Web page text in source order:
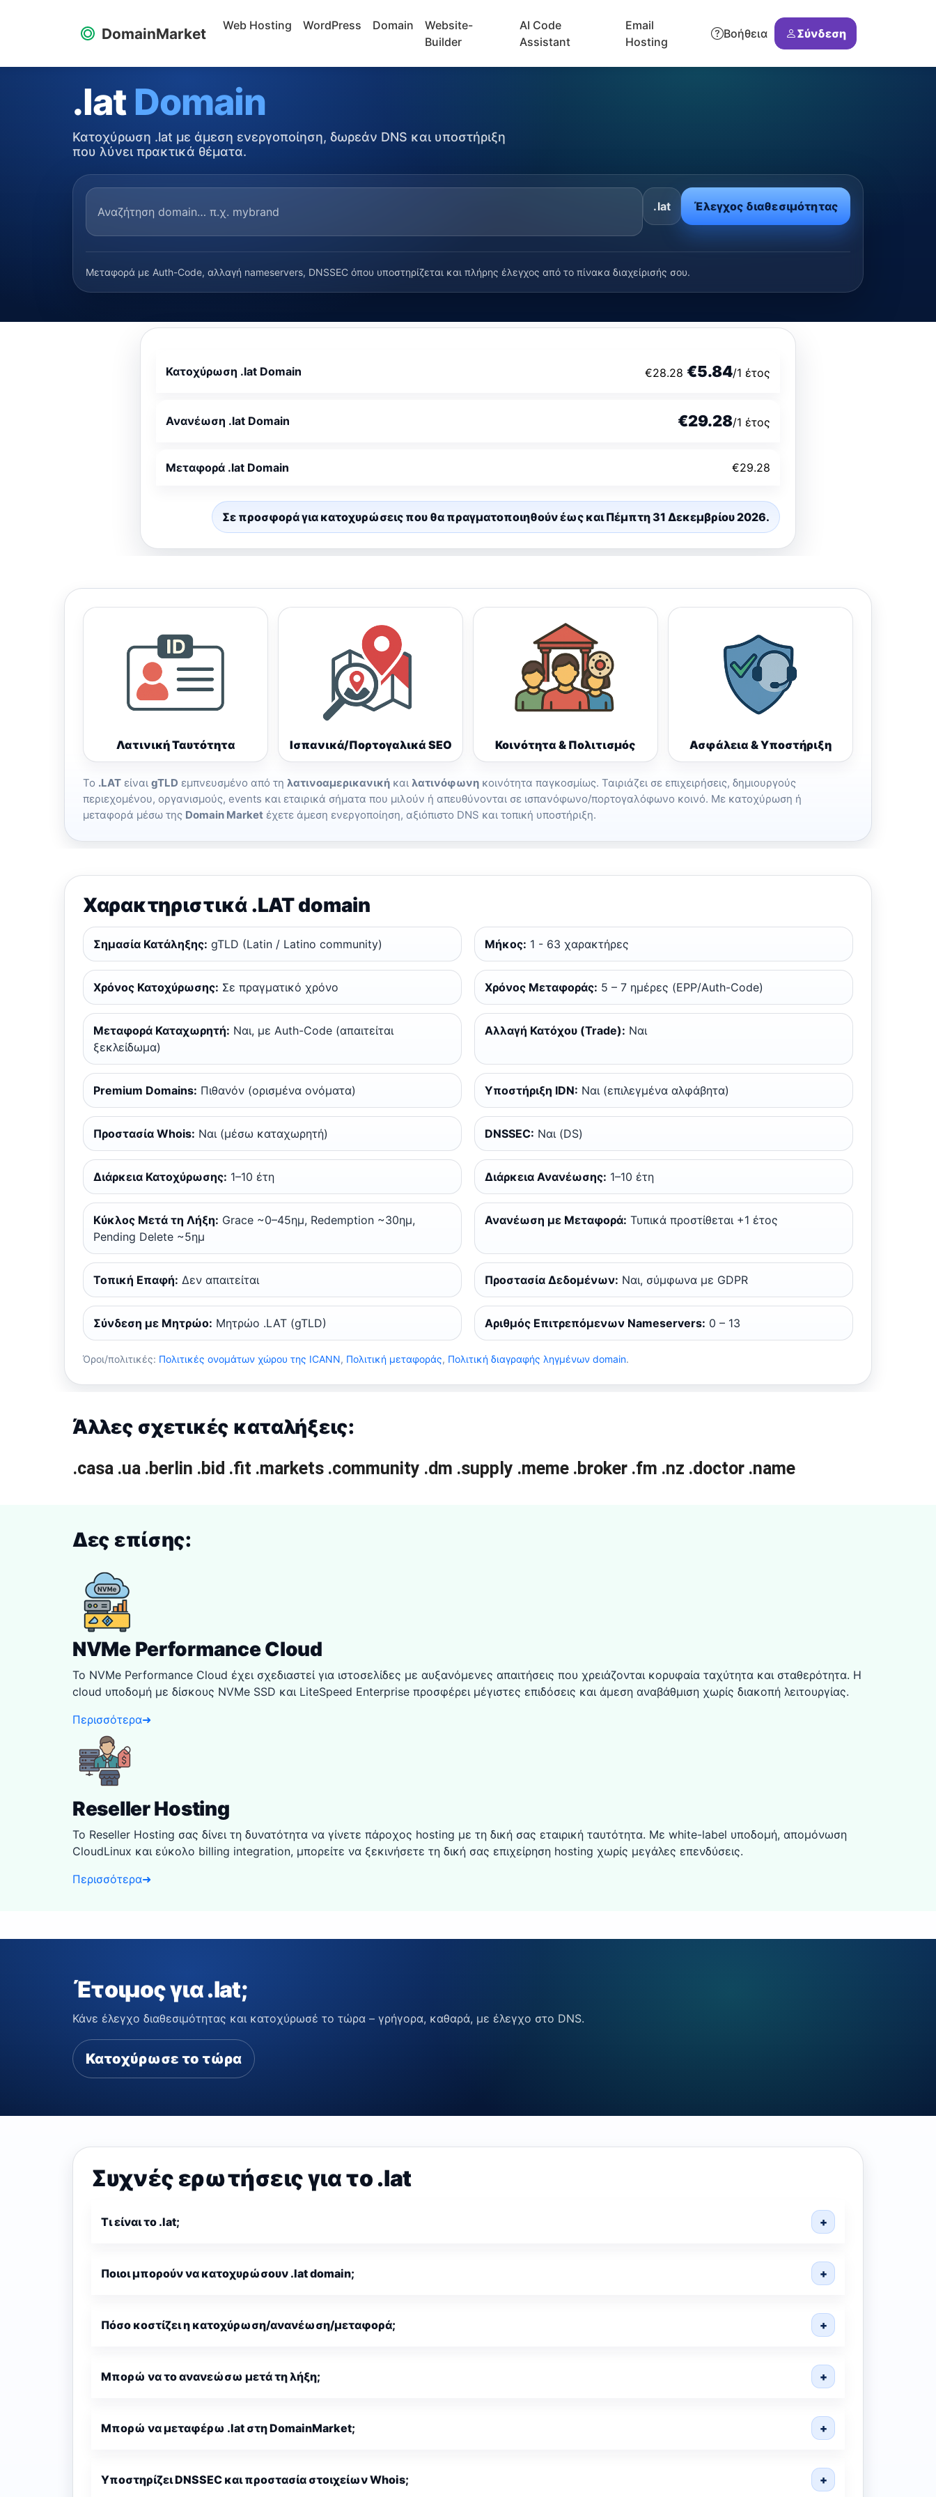
DomainMarket Web Hosting WordPress Domain
Website-
Builder
AI Code
Assistant
Email
Hosting
Βοήθεια Σύνδεση
.lat Domain
Κατοχύρωση .lat με άμεση ενεργοποίηση, δωρεάν DNS και υποστήριξη
που λύνει πρακτικά θέματα.
.lat Έλεγχος διαθεσιμότητας
Μεταφορά με Auth-Code, αλλαγή nameservers, DNSSEC όπου υποστηρίζεται και πλήρης έλεγχος από το πίνακα διαχείρισής σου.
Κατοχύρωση .lat Domain €28.28 €5.84/1 έτος
Ανανέωση .lat Domain €29.28/1 έτος
Μεταφορά .lat Domain €29.28
Σε προσφορά για κατοχυρώσεις που θα πραγματοποιηθούν έως και Πέμπτη 31 Δεκεμβρίου 2026.
Λατινική Ταυτότητα Ισπανικά/Πορτογαλικά SEO Κοινότητα & Πολιτισμός Ασφάλεια & Υποστήριξη
Το .LAT είναι gTLD εμπνευσμένο από τη λατινοαμερικανική και λατινόφωνη κοινότητα παγκοσμίως. Ταιριάζει σε επιχειρήσεις, δημιουργούς
περιεχομένου, οργανισμούς, events και εταιρικά σήματα που μιλούν ή απευθύνονται σε ισπανόφωνο/πορτογαλόφωνο κοινό. Με κατοχύρωση ή
μεταφορά μέσω της Domain Market έχετε άμεση ενεργοποίηση, αξιόπιστο DNS και τοπική υποστήριξη.
Χαρακτηριστικά .LAT domain
Σημασία Κατάληξης: gTLD (Latin / Latino community) Μήκος: 1 - 63 χαρακτήρες
Χρόνος Κατοχύρωσης: Σε πραγματικό χρόνο Χρόνος Μεταφοράς: 5 – 7 ημέρες (EPP/Auth-Code)
Μεταφορά Καταχωρητή: Ναι, με Auth-Code (απαιτείται
ξεκλείδωμα)
Αλλαγή Κατόχου (Trade): Ναι
Premium Domains: Πιθανόν (ορισμένα ονόματα) Υποστήριξη IDN: Ναι (επιλεγμένα αλφάβητα)
Προστασία Whois: Ναι (μέσω καταχωρητή) DNSSEC: Ναι (DS)
Διάρκεια Κατοχύρωσης: 1–10 έτη Διάρκεια Ανανέωσης: 1–10 έτη
Κύκλος Μετά τη Λήξη: Grace ~0–45ημ, Redemption ~30ημ,
Pending Delete ~5ημ
Ανανέωση με Μεταφορά: Τυπικά προστίθεται +1 έτος
Τοπική Επαφή: Δεν απαιτείται Προστασία Δεδομένων: Ναι, σύμφωνα με GDPR
Σύνδεση με Μητρώο: Μητρώο .LAT (gTLD) Αριθμός Επιτρεπόμενων Nameservers: 0 – 13
Όροι/πολιτικές: Πολιτικές ονομάτων χώρου της ICANN, Πολιτική μεταφοράς, Πολιτική διαγραφής ληγμένων domain.
Άλλες σχετικές καταλήξεις:
.casa .ua .berlin .bid .fit .markets .community .dm .supply .meme .broker .fm .nz .doctor .name
Δες επίσης:
NVMe Performance Cloud
Το NVMe Performance Cloud έχει σχεδιαστεί για ιστοσελίδες με αυξανόμενες απαιτήσεις που χρειάζονται κορυφαία ταχύτητα και σταθερότητα. Η
cloud υποδομή με δίσκους NVMe SSD και LiteSpeed Enterprise προσφέρει μέγιστες επιδόσεις και άμεση αναβάθμιση χωρίς διακοπή λειτουργίας.
Περισσότερα➜
Reseller Hosting
Το Reseller Hosting σας δίνει τη δυνατότητα να γίνετε πάροχος hosting με τη δική σας εταιρική ταυτότητα. Με white-label υποδομή, απομόνωση
CloudLinux και εύκολο billing integration, μπορείτε να ξεκινήσετε τη δική σας επιχείρηση hosting χωρίς μεγάλες επενδύσεις.
Περισσότερα➜
Έτοιμος για .lat;
Κάνε έλεγχο διαθεσιμότητας και κατοχύρωσέ το τώρα – γρήγορα, καθαρά, με έλεγχο στο DNS.
Κατοχύρωσε το τώρα
Συχνές ερωτήσεις για το .lat
Τι είναι το .lat; +
Ποιοι μπορούν να κατοχυρώσουν .lat domain; +
Πόσο κοστίζει η κατοχύρωση/ανανέωση/μεταφορά; +
Μπορώ να το ανανεώσω μετά τη λήξη; +
Μπορώ να μεταφέρω .lat στη DomainMarket; +
Υποστηρίζει DNSSEC και προστασία στοιχείων Whois; +